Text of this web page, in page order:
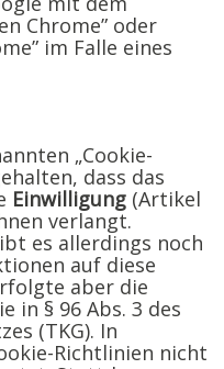
Chrome” oder
im Falle eines
„Cookie-
dass das
Einwilligung (Artikel
verlangt.
es allerdings noch
auf diese
aber die
in § 96 Abs. 3 des
(TKG). In
Richtlinien nicht